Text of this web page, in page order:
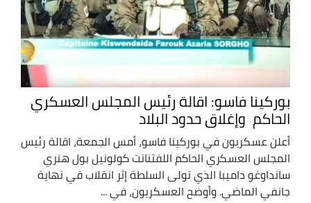
بوركينا فاسو: اقالة رئيس المجلس العسكري
الحاكم وإغلاق حدود البلاد
أعلن عسكريون في بوركينا فاسو، أمس الجمعة، اقالة رئيس
المجلس العسكري الحاكم اللفتنانت كولونيل بول هنري
سانداوغو داميبا الذي تولى السلطة إثر انقلاب في نهاية
جانفي الماضي. وأوضح العسكريون، في ...